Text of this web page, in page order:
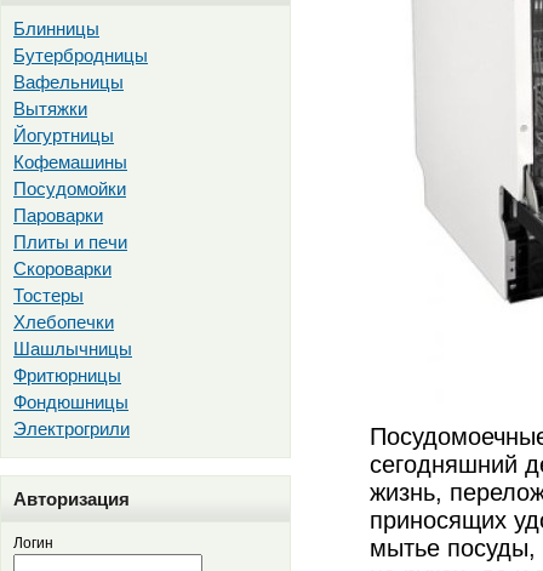
Блинницы
Бутербродницы
Вафельницы
Вытяжки
Йогуртницы
Кофемашины
Посудомойки
Пароварки
Плиты и печи
Скороварки
Тостеры
Хлебопечки
Шашлычницы
Фритюрницы
Фондюшницы
Электрогрили
Авторизация
Логин
сегодняшний
жизнь,
приносящих
мытье посуды,